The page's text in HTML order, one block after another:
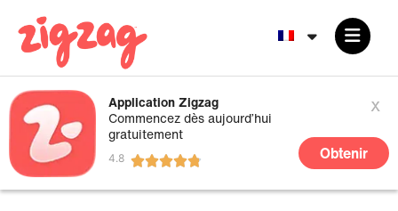
Application Zigzag
Commencez dès aujourd’hui
gratuitement
x
Obtenir